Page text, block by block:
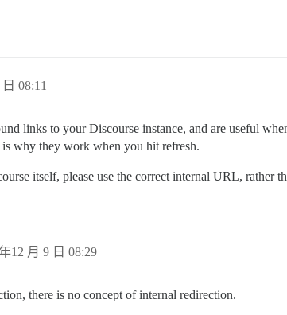
08:11
links to your Discourse instance, and are useful
why they work when you hit refresh.
itself, please use the correct internal URL, rather
12 月 9 日 08:29
there is no concept of internal redirection.